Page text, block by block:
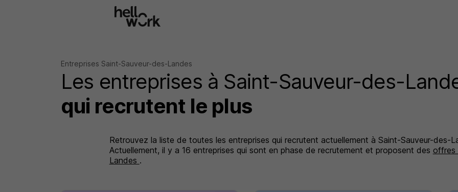
Entreprises Saint-Sauveur-des-Landes
Les entreprises à Saint-Sauveur-des-
qui recrutent le plus
Retrouvez la liste de toutes les entreprises qui recrutent actuellement à Saint-Sauveur-des-
Actuellement, il y a 16 entreprises qui sont en phase de recrutement et proposent des offres
Landes .